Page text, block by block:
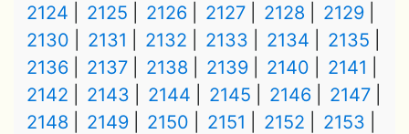
2124 2125 2126 2127 2128
2129
2130
2131 2132 2133 2134
2135
2136
2137 2138 2139 2140
2141
2142
2143 2144 2145 2146
2147
2148
2149 2150 2151 2152
2153